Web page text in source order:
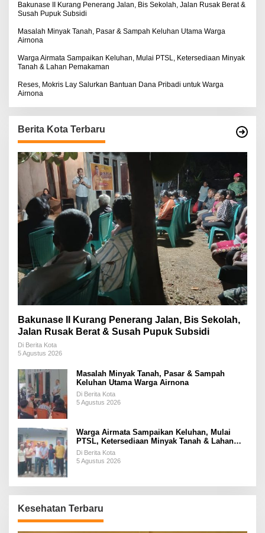
Bakunase II Kurang Penerang Jalan, Bis Sekolah, Jalan Rusak Berat &
Susah Pupuk Subsidi
Masalah Minyak Tanah, Pasar & Sampah Keluhan Utama Warga
Airnona
Warga Airmata Sampaikan Keluhan, Mulai PTSL, Ketersediaan Minyak
Tanah & Lahan Pemakaman
Reses, Mokris Lay Salurkan Bantuan Dana Pribadi untuk Warga
Airnona
Berita Kota Terbaru
Bakunase II Kurang Penerang Jalan, Bis Sekolah,
Jalan Rusak Berat & Susah Pupuk Subsidi
Di Berita Kota
5 Agustus 2026
Masalah Minyak Tanah, Pasar & Sampah
Keluhan Utama Warga Airnona
Di Berita Kota
5 Agustus 2026
Warga Airmata Sampaikan Keluhan, Mulai
PTSL, Ketersediaan Minyak Tanah & Lahan
Pemakaman
Di Berita Kota
5 Agustus 2026
Kesehatan Terbaru